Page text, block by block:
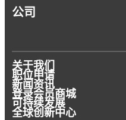
公司
关于我们
职位申请
新闻资讯
登录会员商城
可持续发展
全球创新中心